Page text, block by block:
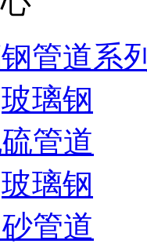
管道系列
玻璃钢
管道
玻璃钢
管道